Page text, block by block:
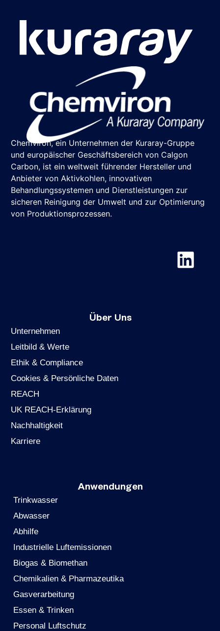
Chemviron, ein Unternehmen der Kuraray-Gruppe
und europäischer Geschäftsbereich von Calgon
Carbon, ist ein weltweit führender Hersteller und
Anbieter von Aktivkohlen, innovativen
Behandlungssystemen und Dienstleistungen zur
sicheren Reinigung der Umwelt und zur Optimierung
von Produktionsprozessen.
Über Uns
Unternehmen
Leitbild & Werte
Ethik & Compliance
Cookies & Persönliche Daten
REACH
UK REACH-Erklärung
Nachhaltigkeit
Karriere
Anwendungen
Trinkwasser
Abwasser
Abhilfe
Industrielle Luftemissionen
Biogas & Biomethan
Chemikalien & Pharmazeutika
Gasverarbeitung
Essen & Trinken
Personal Luftschutz